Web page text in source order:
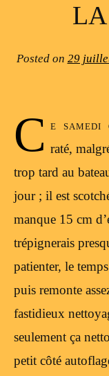
Posted on 29
C e
raté,
trop tard au
jour ; il est
manque 15 cm
trépignerais
patienter, le
puis remonte
fastidieux
seulement ça
petit côté